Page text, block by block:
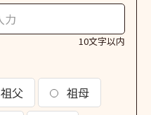
10文字以内
祖父
祖母